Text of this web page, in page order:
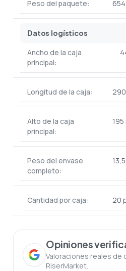
Peso del paquete:
Datos logísticos
Ancho de la caja
principal:
Longitud de la caja:
Alto de la caja
principal:
195
Peso del envase
completo:
Cantidad por caja: 20
Opiniones
Valoraciones reales de
RiserMarket.